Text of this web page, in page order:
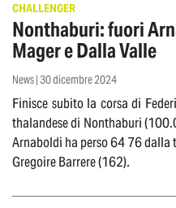
CHALLENGER
Nonthaburi: fuori
Mager e Dalla Valle
News | 30 dicembre 2024
Finisce subito la corsa di
thalandese di Nonthaburi
Arnaboldi ha perso 64 76 dalla
Gregoire Barrere (162).